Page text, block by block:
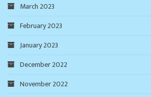
March 2023
February 2023
January 2023
December 2022
November 2022